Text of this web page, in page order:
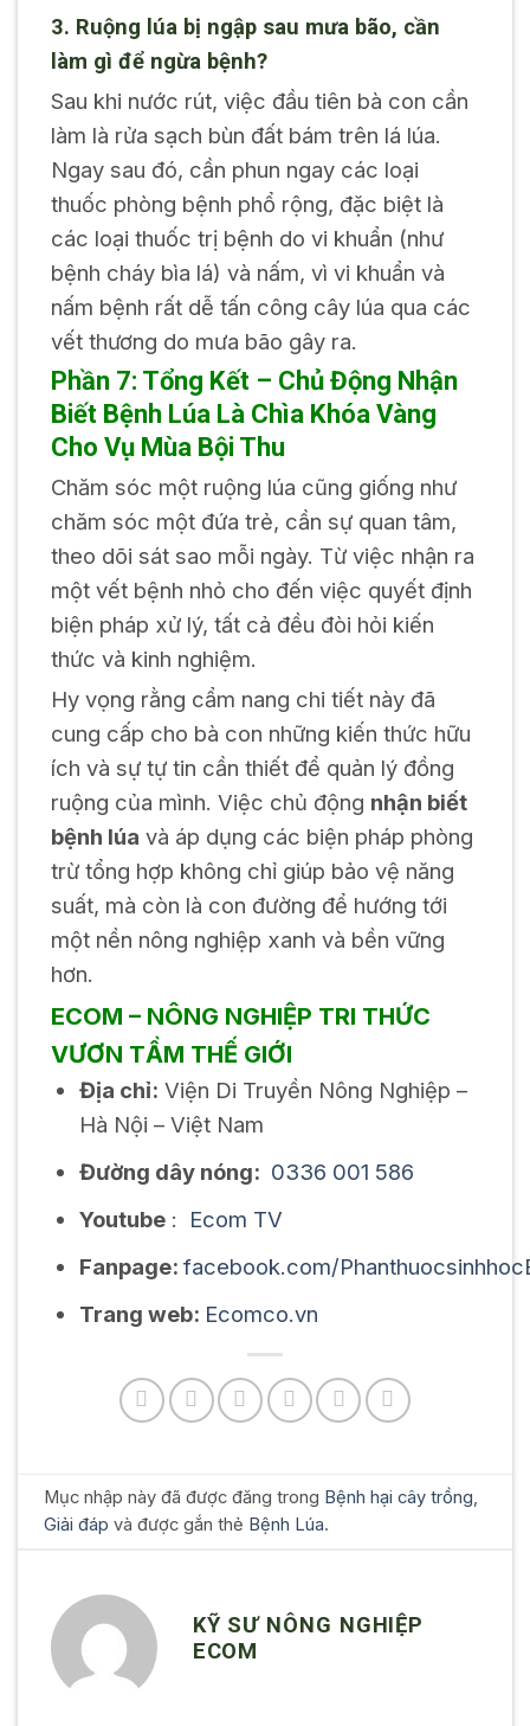
3. Ruộng lúa bị ngập sau mưa bão, cần
làm gì để ngừa bệnh?
Sau khi nước rút, việc đầu tiên bà con cần
làm là rửa sạch bùn đất bám trên lá lúa.
Ngay sau đó, cần phun ngay các loại
thuốc phòng bệnh phổ rộng, đặc biệt là
các loại thuốc trị bệnh do vi khuẩn (như
bệnh cháy bìa lá) và nấm, vì vi khuẩn và
nấm bệnh rất dễ tấn công cây lúa qua các
vết thương do mưa bão gây ra.
Phần 7: Tổng Kết – Chủ Động Nhận
Biết Bệnh Lúa Là Chìa Khóa Vàng
Cho Vụ Mùa Bội Thu
Chăm sóc một ruộng lúa cũng giống như
chăm sóc một đứa trẻ, cần sự quan tâm,
theo dõi sát sao mỗi ngày. Từ việc nhận ra
một vết bệnh nhỏ cho đến việc quyết định
biện pháp xử lý, tất cả đều đòi hỏi kiến
thức và kinh nghiệm.
Hy vọng rằng cẩm nang chi tiết này đã
cung cấp cho bà con những kiến thức hữu
ích và sự tự tin cần thiết để quản lý đồng
ruộng của mình. Việc chủ động nhận biết
bệnh lúa và áp dụng các biện pháp phòng
trừ tổng hợp không chỉ giúp bảo vệ năng
suất, mà còn là con đường để hướng tới
một nền nông nghiệp xanh và bền vững
hơn.
ECOM – NÔNG NGHIỆP TRI THỨC
VƯƠN TẦM THẾ GIỚI
Địa chỉ: Viện Di Truyền Nông Nghiệp –
Hà Nội – Việt Nam
Đường dây nóng: 0336 001 586
Youtube:
Ecom TV
Fanpage: facebook.com/
Trang web: Ecomco.vn
Mục nhập này đã được đăng trong Bệnh hại cây trồng
Giải đáp và được gắn thẻ Bệnh Lúa.
KỸ SƯ NÔNG NGHIỆP
ECOM